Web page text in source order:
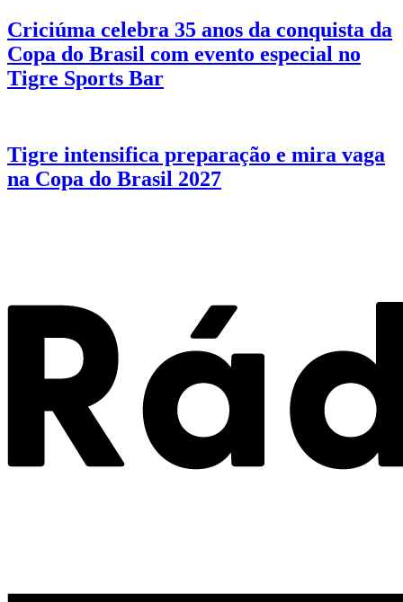
Criciúma celebra 35 anos da conquista da
Copa do Brasil com evento especial no
Tigre Sports Bar
Tigre intensifica preparação e mira vaga
na Copa do Brasil 2027